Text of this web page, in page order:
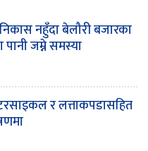
नहुँदा बेलौरी बजारका
जम्ने समस्या
र लत्ताकपडासहित